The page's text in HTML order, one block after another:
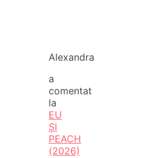
Alexandra
a
comentat
la
EU
ȘI
PEACH
(2026)